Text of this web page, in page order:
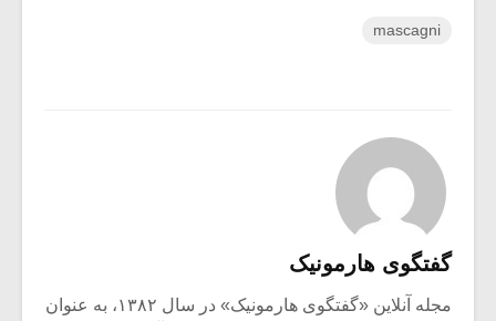
mascagni
گفتگوی هارمونیک
مجله آنلاین «گفتگوی هارمونیک» در سال ۱۳۸۲، به عنوان